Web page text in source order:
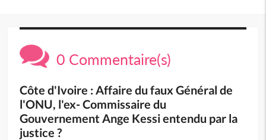
0 Commentaire(s)
Côte d'Ivoire : Affaire du faux Général de
l'ONU, l'ex- Commissaire du
Gouvernement Ange Kessi entendu par la
justice ?